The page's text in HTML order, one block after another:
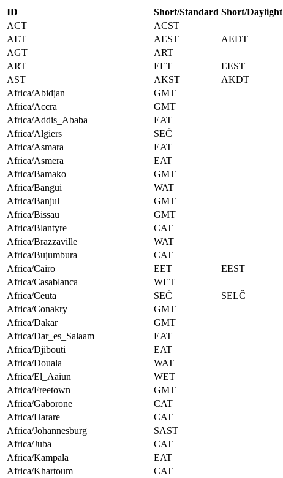
ID Short/Standard Short/Daylight
ACT
ACST
AET
AEST AEDT
AGT
ART
ART
EET EEST
AST
AKST AKDT
Africa/Abidjan
GMT
Africa/Accra
GMT
Africa/Addis_Ababa
EAT
Africa/Algiers
SEČ
Africa/Asmara
EAT
Africa/Asmera
EAT
Africa/Bamako
GMT
Africa/Bangui
WAT
Africa/Banjul
GMT
Africa/Bissau
GMT
Africa/Blantyre
CAT
Africa/Brazzaville
WAT
Africa/Bujumbura
CAT
Africa/Cairo
EET EEST
Africa/Casablanca
WET
Africa/Ceuta
SEČ SELČ
Africa/Conakry
GMT
Africa/Dakar
GMT
Africa/Dar_es_Salaam
EAT
Africa/Djibouti
EAT
Africa/Douala
WAT
Africa/El_Aaiun
WET
Africa/Freetown
GMT
Africa/Gaborone
CAT
Africa/Harare
CAT
Africa/Johannesburg
SAST
Africa/Juba
CAT
Africa/Kampala
EAT
Africa/Khartoum
CAT